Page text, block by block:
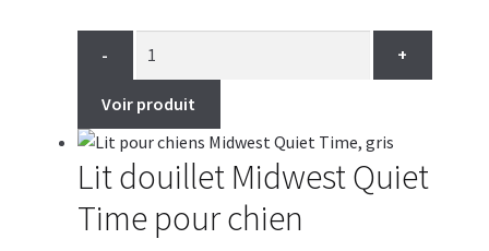
à
99.99$
- +
Voir produit
Lit douillet Midwest Quiet
Time pour chien